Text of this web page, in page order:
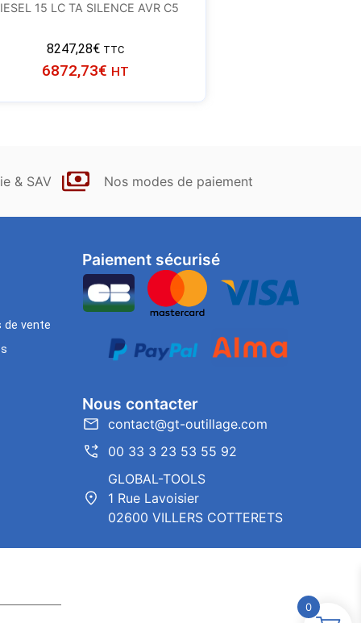
15 LC TA SILENCE AVR C5
8247,28€ TTC
6872,73€ HT
& SAV Nos modes de paiement
de vente
Paiement sécurisé
Nous contacter
contact@gt-outillage.com
00 33 3 23 53 55 92
GLOBAL-TOOLS
1 Rue Lavoisier
02600 VILLERS COTTERETS
0